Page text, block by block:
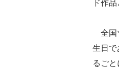
ド作品
全国
生日で
るご